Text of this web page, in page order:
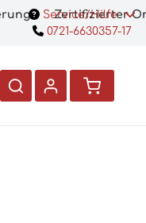
Zertifizierter
Service/Hilfe
0721-6630357-17